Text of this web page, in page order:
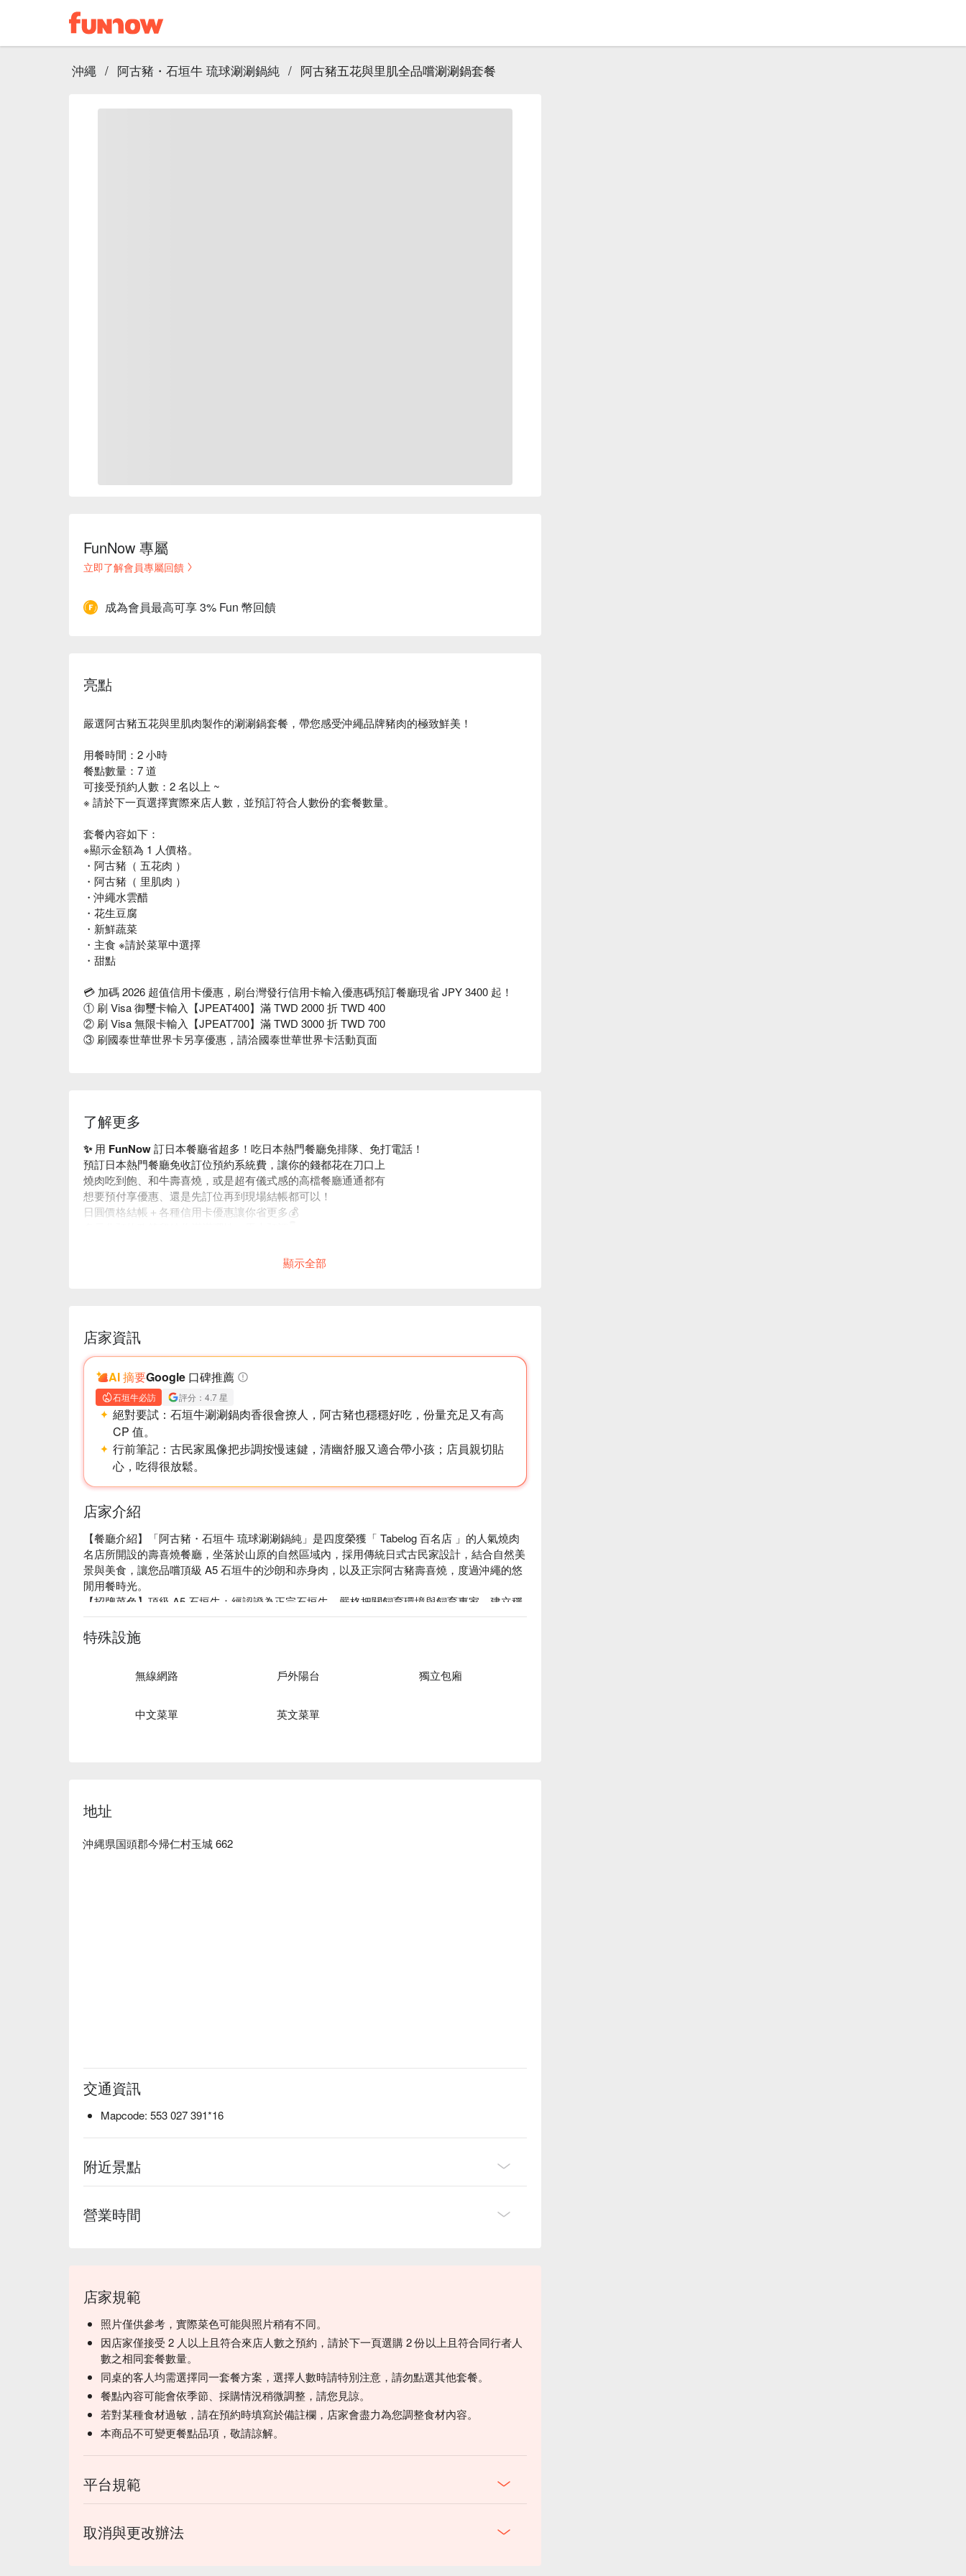
沖繩 / 阿古豬・石垣牛 琉球涮涮鍋純 / 阿古豬五花與里肌全品嚐涮涮鍋套餐
FunNow 專屬
立即了解會員專屬回饋
成為會員最高可享 3% Fun 幣回饋
亮點
嚴選阿古豬五花與里肌肉製作的涮涮鍋套餐，帶您感受沖繩品牌豬肉的極致鮮美！
用餐時間：2 小時
餐點數量：7 道
可接受預約人數：2 名以上 ~
※ 請於下一頁選擇實際來店人數，並預訂符合人數份的套餐數量。
套餐內容如下：
※顯示金額為 1 人價格。
・阿古豬（ 五花肉 ）
・阿古豬（ 里肌肉 ）
・沖繩水雲醋
・花生豆腐
・新鮮蔬菜
・主食 ※請於菜單中選擇
・甜點
💳 加碼 2026 超值信用卡優惠，刷台灣發行信用卡輸入優惠碼預訂餐廳現省 JPY 3400 起！
① 刷 Visa 御璽卡輸入【JPEAT400】滿 TWD 2000 折 TWD 400
② 刷 Visa 無限卡輸入【JPEAT700】滿 TWD 3000 折 TWD 700
③ 刷國泰世華世界卡另享優惠，請洽國泰世華世界卡活動頁面
了解更多
✨ 用 FunNow 訂日本餐廳省超多！吃日本熱門餐廳免排隊、免打電話！
預訂日本熱門餐廳免收訂位預約系統費，讓你的錢都花在刀口上
燒肉吃到飽、和牛壽喜燒，或是超有儀式感的高檔餐廳通通都有
想要預付享優惠、還是先訂位再到現場結帳都可以！
日圓價格結帳＋各種信用卡優惠讓你省更多💰
顯示全部
店家資訊
AI 摘要Google 口碑推薦
石垣牛必訪 評分：4.7 星
絕對要試： 石垣牛涮涮鍋肉香很會撩人，阿古豬也穩穩好吃，份量充足又有高
CP 值。
行前筆記： 古民家風像把步調按慢速鍵，清幽舒服又適合帶小孩；店員親切貼
心，吃得很放鬆。
店家介紹
【餐廳介紹】「阿古豬・石垣牛 琉球涮涮鍋純」是四度榮獲「 Tabelog 百名店 」的人氣燒肉
名店所開設的壽喜燒餐廳，坐落於山原的自然區域內，採用傳統日式古民家設計，結合自然美
景與美食，讓您品嚐頂級 A5 石垣牛的沙朗和赤身肉，以及正宗阿古豬壽喜燒，度過沖繩的悠
閒用餐時光。
【招牌菜色】頂級 A5 石垣牛：經認證為正宗石垣牛，嚴格把關飼育環境與飼育專家，建立穩
定的進貨管道，十分推薦您細細品味這份奢華美味。
【口碑好評】Google 4.9 星超高好評推薦⭐️
【更多推薦】位於沖繩本島北部的山原國家公園在 2021 年被列入世界自然遺產，展現了沖繩
特殊設施
無線網路 戶外陽台 獨立包廂
中文菜單 英文菜單
地址
沖縄県国頭郡今帰仁村玉城 662
交通資訊
Mapcode: 553 027 391*16
附近景點
營業時間
店家規範
照片僅供參考，實際菜色可能與照片稍有不同。
因店家僅接受 2 人以上且符合來店人數之預約，請於下一頁選購 2 份以上且符合同行者人
數之相同套餐數量。
同桌的客人均需選擇同一套餐方案，選擇人數時請特別注意，請勿點選其他套餐。
餐點內容可能會依季節、採購情況稍微調整，請您見諒。
若對某種食材過敏，請在預約時填寫於備註欄，店家會盡力為您調整食材內容。
本商品不可變更餐點品項，敬請諒解。
平台規範
取消與更改辦法